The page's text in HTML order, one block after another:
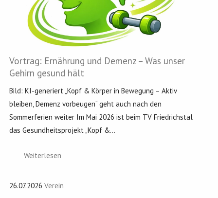
Vortrag: Ernährung und Demenz – Was unser
Gehirn gesund hält
Bild: KI-generiert „Kopf & Körper in Bewegung – Aktiv
bleiben, Demenz vorbeugen“ geht auch nach den
Sommerferien weiter Im Mai 2026 ist beim TV Friedrichstal
das Gesundheitsprojekt „Kopf &...
Weiterlesen
26.07.2026 Verein